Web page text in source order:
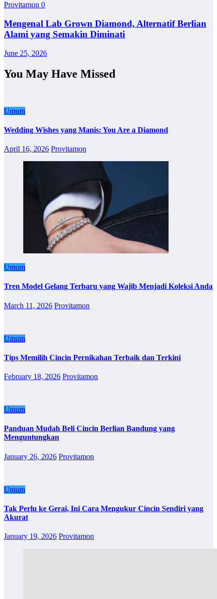
Provitamon 0
Mengenal Lab Grown Diamond, Alternatif Berlian
Alami yang Semakin Diminati
June 25, 2026
You May Have Missed
Umum
Wedding Wishes yang Manis: You Are a Diamond
April 16, 2026 Provitamon
Umum
Tren Model Gelang Terbaru yang Wajib Menjadi Koleksi Anda
March 11, 2026 Provitamon
Umum
Tips Memilih Cincin Pernikahan Terbaik dan Terkini
February 18, 2026 Provitamon
Umum
Panduan Mudah Beli Cincin Berlian Bandung yang
Menguntungkan
January 26, 2026 Provitamon
Umum
Tak Perlu ke Gerai, Ini Cara Mengukur Cincin Sendiri yang
Akurat
January 19, 2026 Provitamon